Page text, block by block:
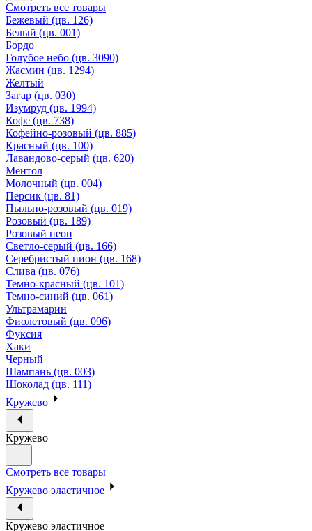
Смотреть все товары
Бежевый (цв. 126)
Белый (цв. 001)
Бордо
Голубое небо (цв. 3090)
Жасмин (цв. 1294)
Желтый
Загар (цв. 030)
Изумруд (цв. 1994)
Кофе (цв. 738)
Кофейно-розовый (цв. 885)
Красный (цв. 100)
Лавандово-серый (цв. 620)
Ментол
Молочный (цв. 004)
Персик (цв. 81)
Пыльно-розовый (цв. 019)
Розовый (цв. 189)
Розовый неон
Светло-серый (цв. 166)
Серебристый пион (цв. 168)
Слива (цв. 076)
Темно-красный (цв. 101)
Темно-синий (цв. 061)
Ультрамарин
Фиолетовый (цв. 096)
Фуксия
Хаки
Черный
Шампань (цв. 003)
Шоколад (цв. 111)
Кружево
Кружево
Смотреть все товары
Кружево эластичное
Кружево эластичное